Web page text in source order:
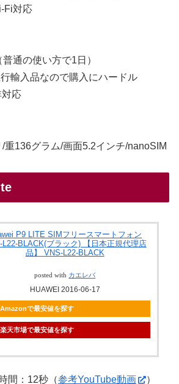
Fi対応
通の使い方で1日）
輸入品なので購入にハードル
対応
重136グラム/画面5.2インチ/nanoSIM
P9 LITE SIMフリースマートフォン
L22-BLACK(ブラック) 【日本正規代理店
品】 VNS-L22-BLACK
posted with カエレバ
HUAWEI 2016-06-17
Amazonで最安値を探す
楽天市場で最安値を探す
間：12秒（参考YouTube動画 ）